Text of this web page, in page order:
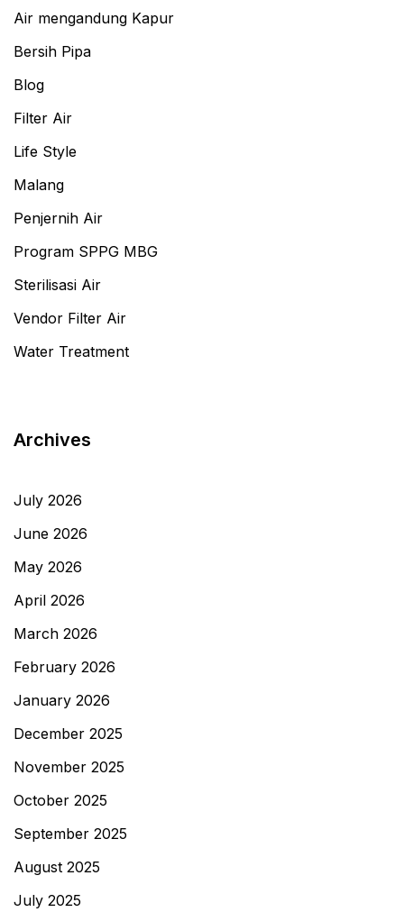
Air mengandung Kapur
Bersih Pipa
Blog
Filter Air
Life Style
Malang
Penjernih Air
Program SPPG MBG
Sterilisasi Air
Vendor Filter Air
Water Treatment
Archives
July 2026
June 2026
May 2026
April 2026
March 2026
February 2026
January 2026
December 2025
November 2025
October 2025
September 2025
August 2025
July 2025